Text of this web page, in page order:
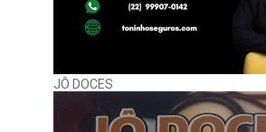
JÔ DOCES